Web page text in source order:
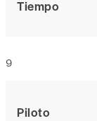
Tiempo
Piloto
9